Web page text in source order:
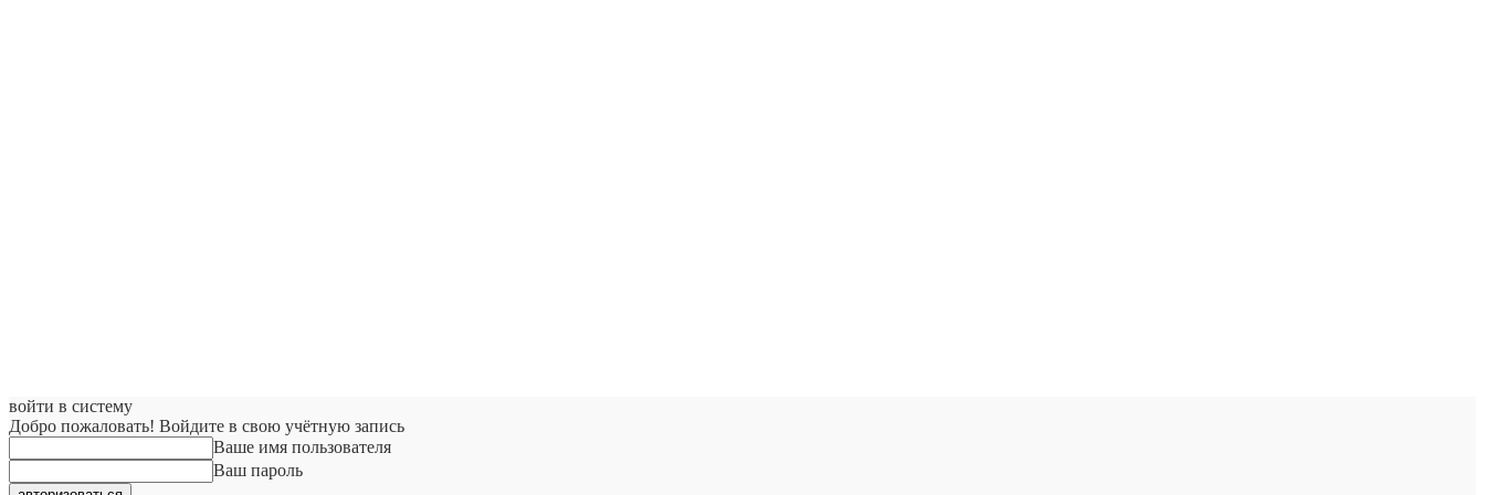
войти в систему
Добро пожаловать! Войдите в свою учётную запись
Ваше имя пользователя
Ваш пароль